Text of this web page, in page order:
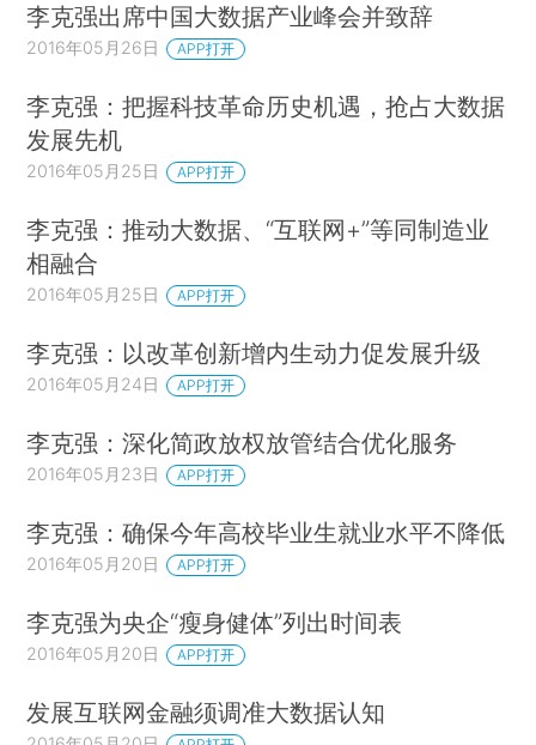
李克强出席中国大数据产业峰会并致辞
2016年05月26日 APP打开
李克强：把握科技革命历史机遇，抢占大数据
发展先机
2016年05月25日 APP打开
李克强：推动大数据、“互联网+”等同制造业
相融合
2016年05月25日 APP打开
李克强：以改革创新增内生动力促发展升级
2016年05月24日 APP打开
李克强：深化简政放权放管结合优化服务
2016年05月23日 APP打开
李克强：确保今年高校毕业生就业水平不降低
2016年05月20日 APP打开
李克强为央企“瘦身健体”列出时间表
2016年05月20日 APP打开
发展互联网金融须调准大数据认知